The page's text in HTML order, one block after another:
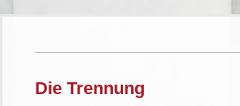
Die Trennung